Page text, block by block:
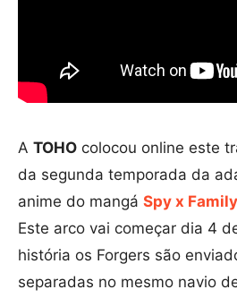
A TOHO colocou online este
da segunda temporada da
anime do mangá Spy x Family
Este arco vai começar dia 4
história os Forgers são
separadas no mesmo navio